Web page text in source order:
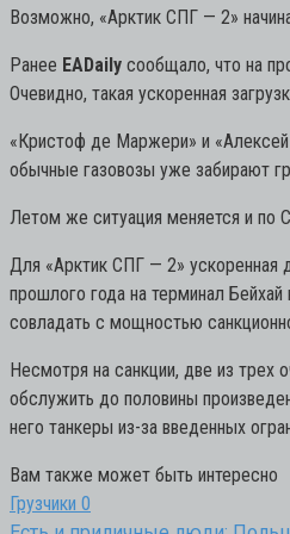
Возможно, «Арктик СПГ — 2»
Ранее EADaily сообщало, что на
Очевидно, такая ускоренная
«Кристоф де Маржери» и «Алексей
обычные газовозы уже забирают
Летом же ситуация меняется и по
Для «Арктик СПГ — 2» ускоренная
прошлого года на терминал
совладать с мощностью
Несмотря на санкции, две из
обслужить до половины
него танкеры из-за введенных
Вам также может быть интересно
Грузчики 0